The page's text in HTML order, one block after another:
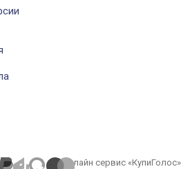
Онлайн сервис «КупиГолос»